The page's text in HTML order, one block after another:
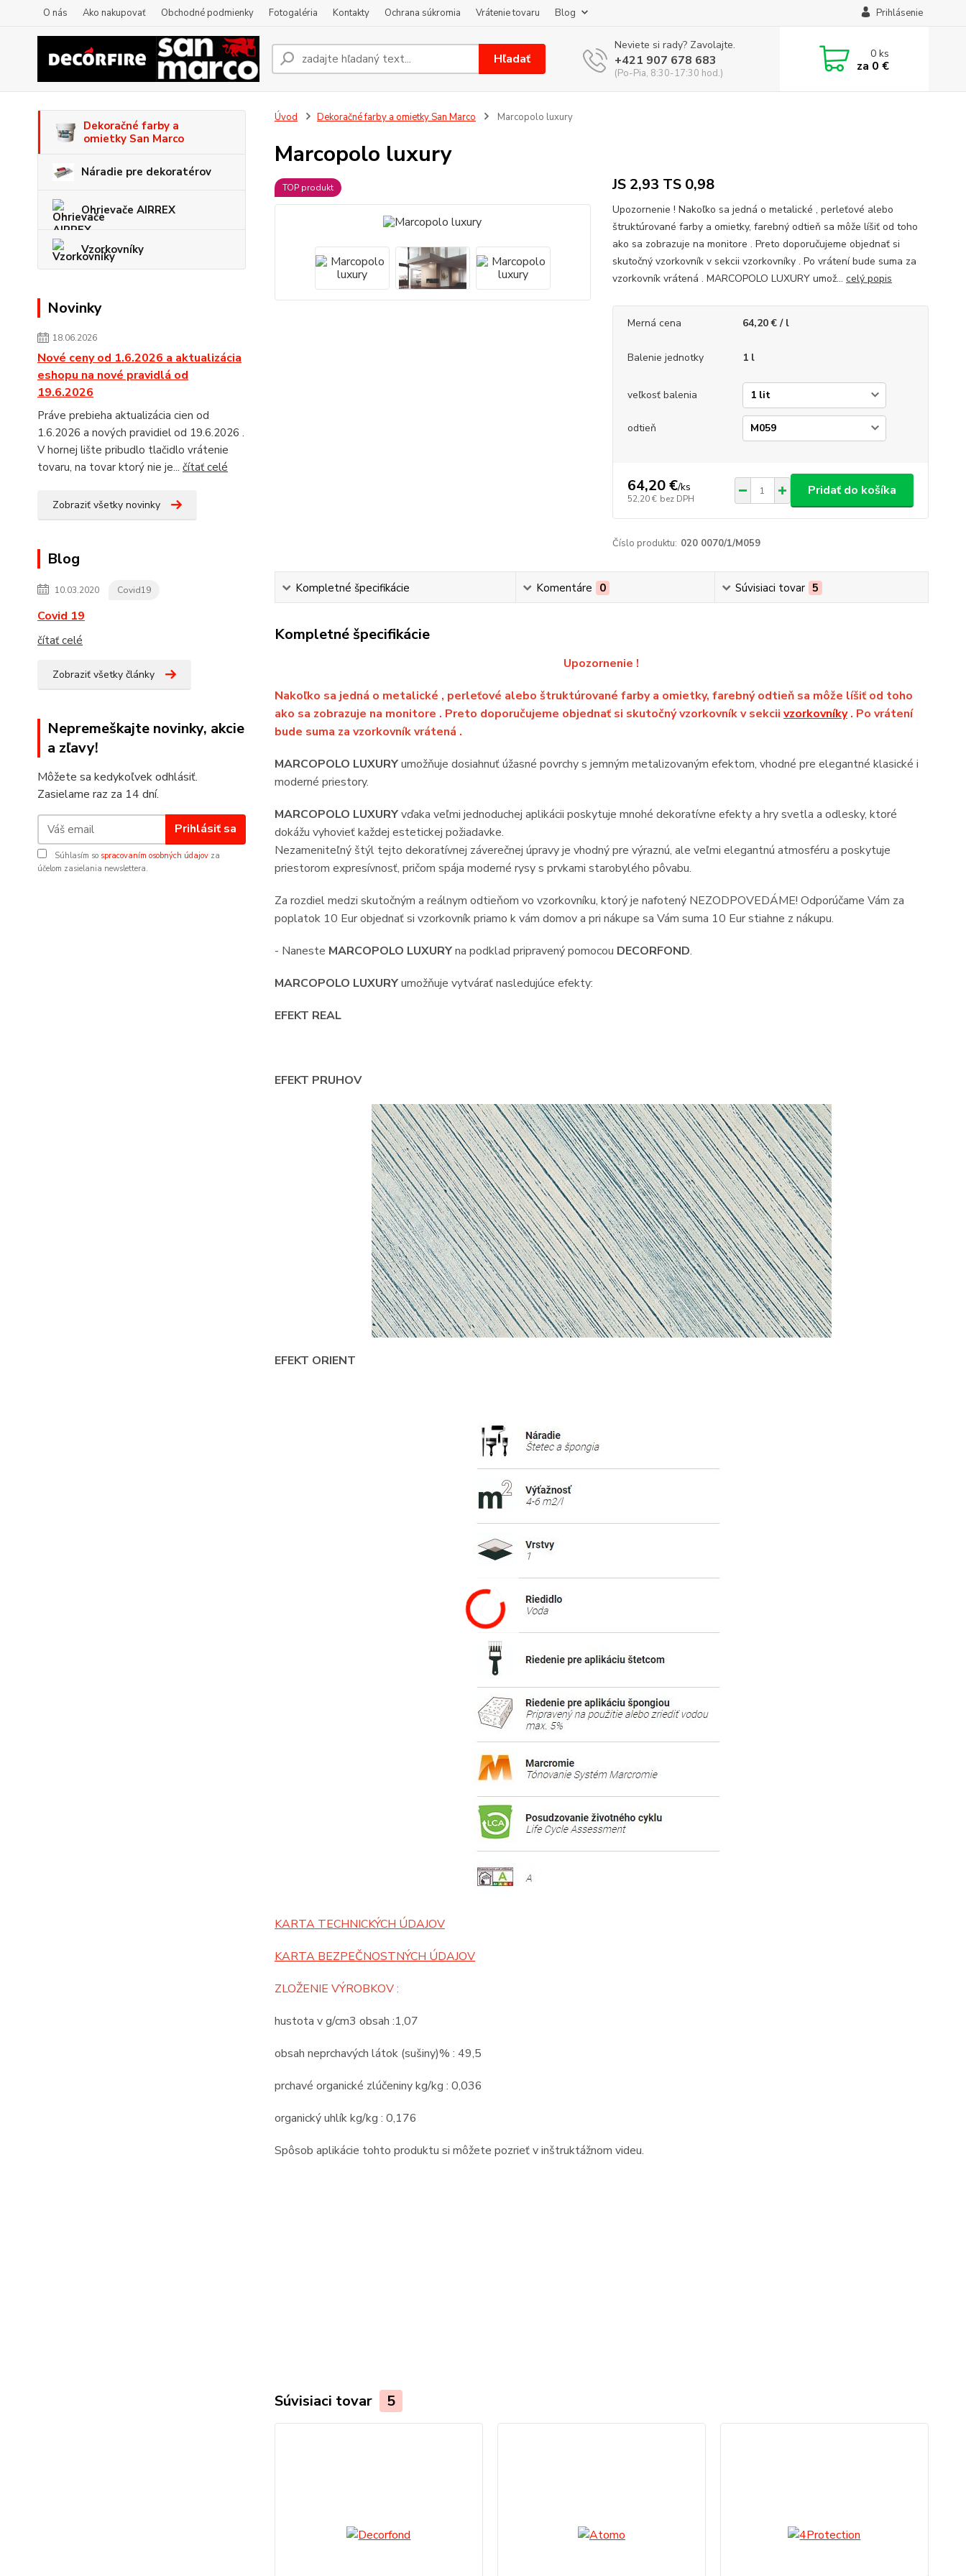
O nás Ako nakupovať Obchodné podmienky Fotogaléria Kontakty Ochrana súkromia Vrátenie tovaru Blog Prihlásenie
Hľadať
Neviete si rady? Zavolajte.
+421 907 678 683
(Po-Pia, 8:30-17:30 hod.)
0ks
za 0 €
Dekoračné farby a
omietky San Marco
Náradie pre dekoratérov
Ohrievače AIRREX
Vzorkovníky
Novinky
18.06.2026
Nové ceny od 1.6.2026 a aktualizácia
eshopu na nové pravidlá od
19.6.2026
Práve prebieha aktualizácia cien od
1.6.2026 a nových pravidiel od 19.6.2026 .
V hornej lište pribudlo tlačidlo vrátenie
tovaru, na tovar ktorý nie je... čítať celé
Zobraziť všetky novinky
Blog
10.03.2020 Covid19
Covid 19
čítať celé
Zobraziť všetky články
Nepremeškajte novinky, akcie
a zľavy!
Môžete sa kedykoľvek odhlásiť.
Zasielame raz za 14 dní.
Prihlásiť sa
Súhlasím so spracovaním osobných údajov za
účelom zasielania newslettera.
Úvod Dekoračné farby a omietky San Marco Marcopolo luxury
Marcopolo luxury
TOP produkt JS 2,93 TS 0,98
Upozornenie ! Nakoľko sa jedná o metalické , perleťové alebo
štruktúrované farby a omietky, farebný odtieň sa môže líšiť od toho
ako sa zobrazuje na monitore . Preto doporučujeme objednať si
skutočný vzorkovník v sekcii vzorkovníky . Po vrátení bude suma za
vzorkovník vrátená . MARCOPOLO LUXURY umož... celý popis
Merná cena 64,20 € / l
Balenie jednotky 1 l
veľkosť balenia
odtieň
64,20 €/ks
52,20 € bez DPH
Pridať do košíka
Číslo produktu: 020 0070/1/M059
Kompletné špecifikácie Komentáre 0 Súvisiaci tovar 5
Kompletné špecifikácie
Upozornenie !
Nakoľko sa jedná o metalické , perleťové alebo štruktúrované farby a omietky, farebný odtieň sa môže líšiť od toho
ako sa zobrazuje na monitore . Preto doporučujeme objednať si skutočný vzorkovník v sekcii vzorkovníky. Po vrátení
bude suma za vzorkovník vrátená .
MARCOPOLO LUXURYumožňuje dosiahnuť úžasné povrchy s jemným metalizovaným efektom, vhodné pre elegantné klasické i
moderné priestory.
MARCOPOLO LUXURYvďaka veľmi jednoduchej aplikácii poskytuje mnohé dekoratívne efekty a hry svetla a odlesky, ktoré
dokážu vyhovieť každej estetickej požiadavke.
Nezameniteľný štýl tejto dekoratívnej záverečnej úpravy je vhodný pre výraznú, ale veľmi elegantnú atmosféru a poskytuje
priestorom expresívnosť, pričom spája moderné rysy s prvkami starobylého pôvabu.
Za rozdiel medzi skutočným a reálnym odtieňom vo vzorkovníku, ktorý je nafotený NEZODPOVEDÁME! Odporúčame Vám za
poplatok 10 Eur objednať si vzorkovník priamo k vám domov a pri nákupe sa Vám suma 10 Eur stiahne z nákupu.
- Naneste MARCOPOLO LUXURYna podklad pripravený pomocou DECORFOND.
MARCOPOLO LUXURYumožňuje vytvárať nasledujúce efekty:
EFEKT REAL
EFEKT PRUHOV
EFEKT ORIENT
KARTA TECHNICKÝCH ÚDAJOV
KARTA BEZPEČNOSTNÝCH ÚDAJOV
ZLOŽENIE VÝROBKOV :
hustota v g/cm3 obsah :1,07
obsah neprchavých látok (sušiny)% : 49,5
prchavé organické zlúčeniny kg/kg : 0,036
organický uhlík kg/kg : 0,176
Spôsob aplikácie tohto produktu si môžete pozrieť v inštruktážnom videu.
Súvisiaci tovar 5